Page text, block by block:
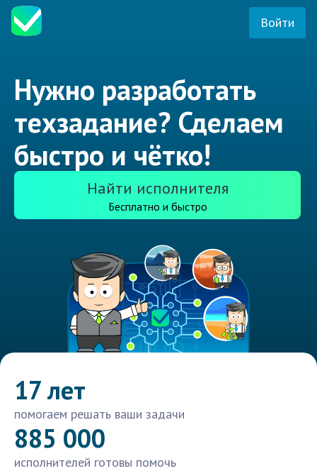
Войти
Нужно разработать
техзадание? Сделаем
быстро и чётко!
Найти исполнителя
Бесплатно и быстро
17 лет
помогаем решать ваши задачи
885 000
исполнителей готовы помочь